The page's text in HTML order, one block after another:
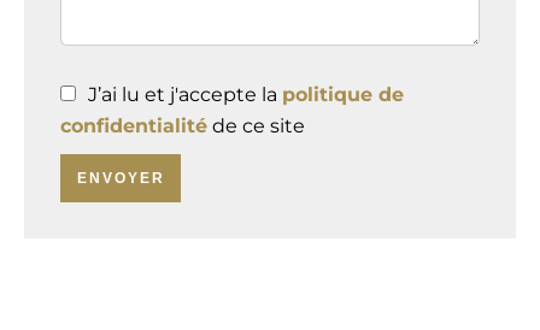
J’ai lu et j'accepte la politique de
confidentialité de ce site
ENVOYER